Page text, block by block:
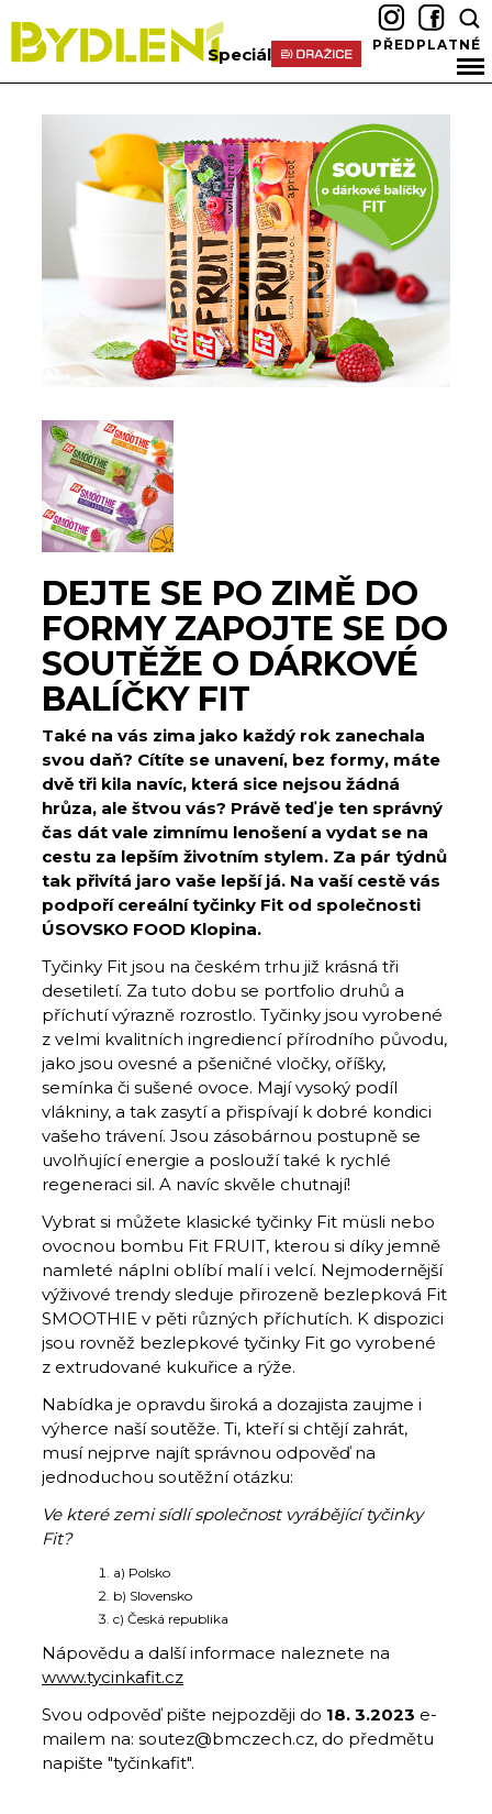
Speciál PŘEDPLATNÉ
DEJTE SE PO ZIMĚ DO
FORMY ZAPOJTE SE DO
SOUTĚŽE O DÁRKOVÉ
BALÍČKY FIT
Také na vás zima jako každý rok zanechala
svou daň? Cítíte se unavení, bez formy, máte
dvě tři kila navíc, která sice nejsou žádná
hrůza, ale štvou vás? Právě teď je ten správný
čas dát vale zimnímu lenošení a vydat se na
cestu za lepším životním stylem. Za pár týdnů
tak přivítá jaro vaše lepší já. Na vaší cestě vás
podpoří cereální tyčinky Fit od společnosti
ÚSOVSKO FOOD Klopina.
Tyčinky Fit jsou na českém trhu již krásná tři
desetiletí. Za tuto dobu se portfolio druhů a
příchutí výrazně rozrostlo. Tyčinky jsou vyrobené
z velmi kvalitních ingrediencí přírodního původu,
jako jsou ovesné a pšeničné vločky, oříšky,
semínka či sušené ovoce. Mají vysoký podíl
vlákniny, a tak zasytí a přispívají k dobré kondici
vašeho trávení. Jsou zásobárnou postupně se
uvolňující energie a poslouží také k rychlé
regeneraci sil. A navíc skvěle chutnají!
Vybrat si můžete klasické tyčinky Fit müsli nebo
ovocnou bombu Fit FRUIT, kterou si díky jemně
namleté náplni oblíbí malí i velcí. Nejmodernější
výživové trendy sleduje přirozeně bezlepková Fit
SMOOTHIE v pěti různých příchutích. K dispozici
jsou rovněž bezlepkové tyčinky Fit go vyrobené
z extrudované kukuřice a rýže.
Nabídka je opravdu široká a dozajista zaujme i
výherce naší soutěže. Ti, kteří si chtějí zahrát,
musí nejprve najít správnou odpověď na
jednoduchou soutěžní otázku:
Ve které zemi sídlí společnost vyrábějící tyčinky
Fit?
a) Polsko
b) Slovensko
c) Česká republika
Nápovědu a další informace naleznete na
www.tycinkafit.cz
Svou odpověď pište nejpozději do 18. 3.2023 e-
mailem na: soutez@bmczech.cz, do předmětu
napište "tyčinkafit".